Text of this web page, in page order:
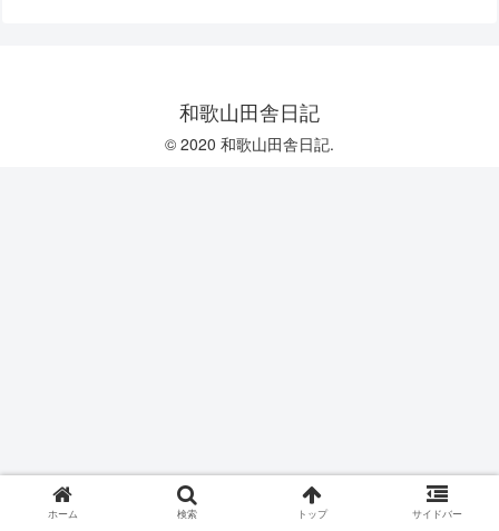
和歌山田舎日記
© 2020 和歌山田舎日記.
ホーム 検索 トップ サイドバー